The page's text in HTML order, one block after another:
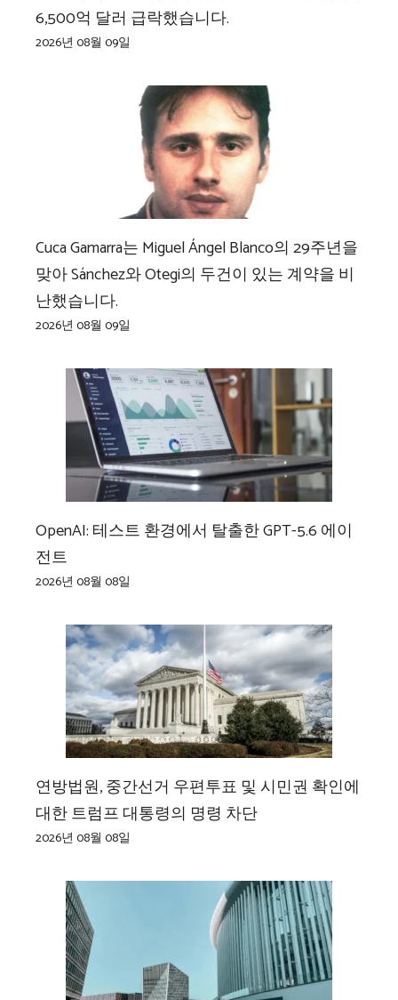
6,500억 달러 급락했습니다.
2026년 08월 09일
Cuca Gamarra는 Miguel Ángel Blanco의 29주년을
맞아 Sánchez와 Otegi의 두건이 있는 계약을 비
난했습니다.
2026년 08월 09일
OpenAI: 테스트 환경에서 탈출한 GPT-5.6 에이
전트
2026년 08월 08일
연방법원, 중간선거 우편투표 및 시민권 확인에
대한 트럼프 대통령의 명령 차단
2026년 08월 08일